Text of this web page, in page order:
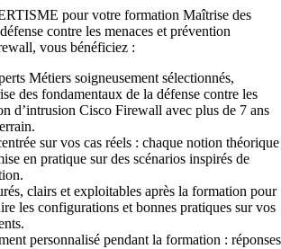
pour votre formation Maîtrise des
contre les menaces et prévention
vous bénéficiez :
Métiers soigneusement sélectionnés,
des fondamentaux de la défense contre les
d’intrusion Cisco Firewall avec plus de 7 ans
sur vos cas réels : chaque notion théorique
en pratique sur des scénarios inspirés de
clairs et exploitables après la formation pour
les configurations et bonnes pratiques sur vos
personnalisé pendant la formation : réponses